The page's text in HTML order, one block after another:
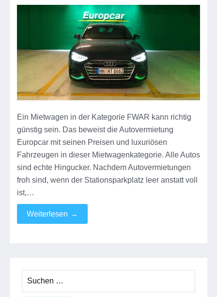
FWAR
die
Mietwagenprofi
Empfehlung
Ein Mietwagen in der Kategorie FWAR kann richtig
günstig sein. Das beweist die Autovermietung
Europcar mit seinen Preisen und luxuriösen
Fahrzeugen in dieser Mietwagenkategorie. Alle Autos
sind echte Hingucker. Nachdem Autovermietungen
froh sind, wenn der Stationsparkplatz leer anstatt voll
ist,…
Weiterlesen →